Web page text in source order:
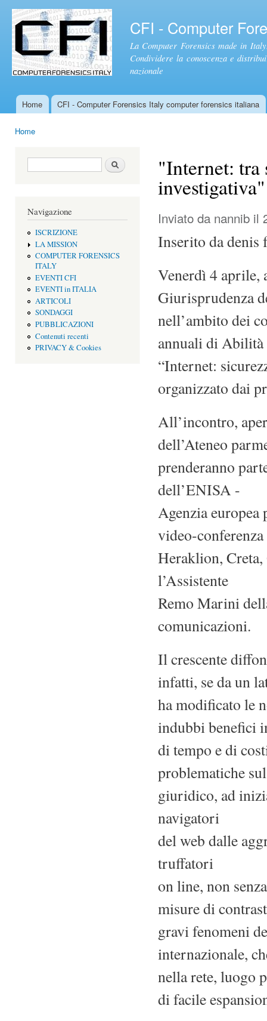
CFI - Computer
La Computer Forensics made in
Condividere la conoscenza e
nazionale
Menu principale
Home CFI - Computer Forensics Italy computer forensics italiana
Home
Form di ricerca Cerca
Navigazione
ISCRIZIONE
LA MISSION
COMPUTER FORENSICS
ITALY
EVENTI CFI
EVENTI in ITALIA
ARTICOLI
SONDAGGI
PUBBLICAZIONI
Contenuti recenti
PRIVACY & Cookies
"Internet: tra
investigativa"
Inviato da nannib il
Inserito da
Venerdì 4 aprile,
Giurisprudenza
nell’ambito dei
annuali di
“Internet:
organizzato dai
All’incontro,
dell’Ateneo
prenderanno
dell’ENISA -
Agenzia
video-conferenza
Heraklion, Creta,
l’Assistente
Remo Marini
comunicazioni.
Il crescente
infatti, se da un
ha modificato le
indubbi benefici
di tempo e di
problematiche
giuridico, ad
navigatori
del web dalle
truffatori
on line, non
misure di
gravi fenomeni
internazionale,
nella rete, luogo
di facile